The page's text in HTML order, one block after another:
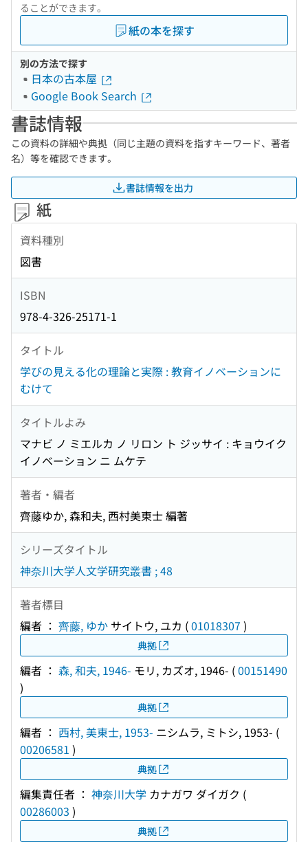
ることができます。
紙の本を探す
別の方法で探す
日本の古本屋
Google Book Search
書誌情報
この資料の詳細や典拠（同じ主題の資料を指すキーワード、著者
名）等を確認できます。
書誌情報を出力
紙
資料種別
図書
ISBN
978-4-326-25171-1
タイトル
学びの見える化の理論と実際 : 教育イノベーションに
むけて
タイトルよみ
マナビ ノ ミエルカ ノ リロン ト ジッサイ : キョウイク
イノベーション ニ ムケテ
著者・編者
齊藤ゆか, 森和夫, 西村美東士 編著
シリーズタイトル
神奈川大学人文学研究叢書 ; 48
著者標目
編者 ： 齊藤, ゆか サイトウ, ユカ (01018307 )
典拠
編者 ： 森, 和夫, 1946- モリ, カズオ, 1946- (00151490
)
典拠
編者 ： 西村, 美東士, 1953- ニシムラ, ミトシ, 1953- (
00206581 )
典拠
編集責任者 ： 神奈川大学 カナガワ ダイガク (
00286003 )
典拠